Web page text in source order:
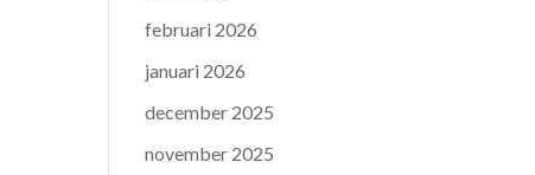
februari 2026
januari 2026
december 2025
november 2025